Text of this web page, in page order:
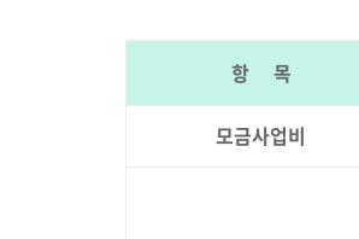
항 목
모금사업비